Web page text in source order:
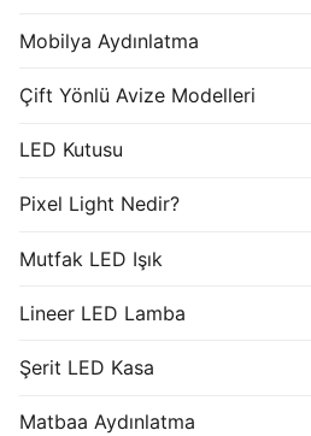
Mobilya Aydınlatma
Çift Yönlü Avize Modelleri
LED Kutusu
Pixel Light Nedir?
Mutfak LED Işık
Lineer LED Lamba
Şerit LED Kasa
Matbaa Aydınlatma